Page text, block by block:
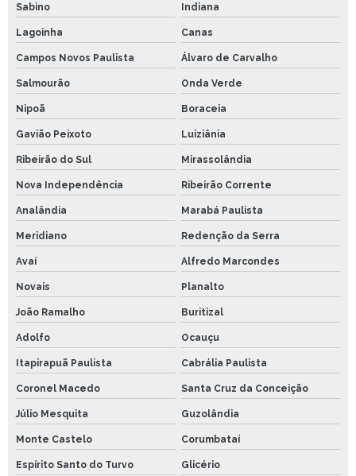
Sabino Indiana
Lagoinha Canas
Campos Novos Paulista Álvaro de Carvalho
Salmourão Onda Verde
Nipoã Boraceia
Gavião Peixoto Luiziânia
Ribeirão do Sul Mirassolândia
Nova Independência Ribeirão Corrente
Analândia Marabá Paulista
Meridiano Redenção da Serra
Avaí Alfredo Marcondes
Novais Planalto
João Ramalho Buritizal
Adolfo Ocauçu
Itapirapuã Paulista Cabrália Paulista
Coronel Macedo Santa Cruz da Conceição
Júlio Mesquita Guzolândia
Monte Castelo Corumbataí
Espírito Santo do Turvo Glicério